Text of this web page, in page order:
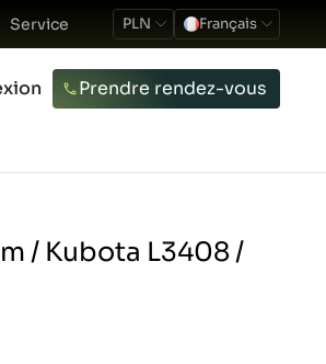
Service PLN Français
Prendre rendez-vous
/ Kubota L3408 /